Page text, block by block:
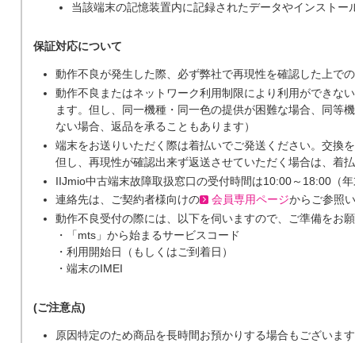
当該端末の記憶装置内に記録されたデータやインスト
保証対応について
動作不良が発生した際、必ず弊社で再現性を確認した上で
動作不良またはネットワーク利用制限により利用ができな
ます。但し、同一機種・同一色の提供が困難な場合、同等
ない場合、返品を承ることもあります）
端末をお送りいただく際は着払いでご発送ください。交換
但し、再現性が確認出来ず返送させていただく場合は、着
IIJmio中古端末故障取扱窓口の受付時間は10:00～18:00（
連絡先は、ご契約者様向けの
会員専用ページからご参照
動作不良受付の際には、以下を伺いますので、ご準備をお
・「mts」から始まるサービスコード
・利用開始日（もしくはご到着日）
・端末のIMEI
(ご注意点)
原因特定のため商品を長時間お預かりする場合もございます